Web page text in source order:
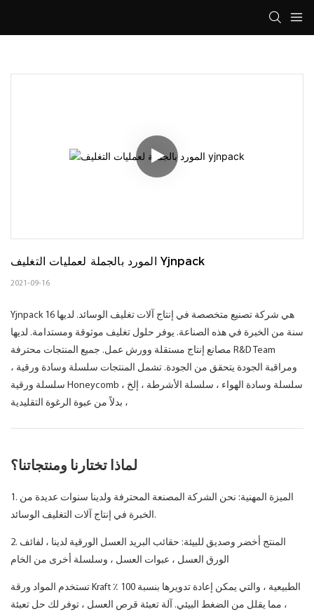
المورد بالجملة لعمليات التغليف Yjnpack
2021-09-16
Yjnpack هي شركة تصنيع متخصصة في إنتاج آلات تغليف الوسائد. لديها 16
سنة من الخبرة في هذه الصناعة. يوفر حلول تغليف موثوقة ومستدامة. لديها
مصانع إنتاج مستقلة وورش عمل. جميع المنتجات محترفة R&D Team
ومراقبة الجودة يتحقق من الجودة. تشمل المنتجات سلسلة وسادة ورقية ،
سلسلة ورقية Honeycomb ، سلسلة وسادة الهواء ، سلسلة الأشرطة ، إلخ
، بدلاً من عبوة الرغوة التقليدية
لماذا تختارنا ومنتجاتنا؟
1. الميزة المهنية: نحن الشركة المصنعة المحترفة ولدينا سنوات عديدة من
الخبرة في إنتاج آلات التغليف الوسائد.
2. المنتج أخضر وصديق للبيئة: حقائب البريد العسل الورقية لدينا ، لفائف
تستخدم المواد ورقة Kraft الطبيعية ، والتي يمكن إعادة تدويرها بنسبة 100 ٪
، مما يقلل من الضغط البيئي. آلة تعبئة قرص العسل ، توفر لك حل تعبئة